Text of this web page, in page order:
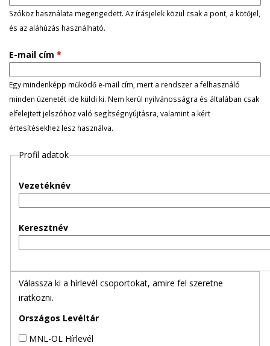
s
ő
d
l
e
g
e
Szóköz használata megengedett. Az írásjelek közül csak a pont, a kötőjel,
és az aláhúzás használható.
E-mail cím *
Egy mindenképp működő e-mail cím, mert a rendszer a felhasználó
minden üzenetét ide küldi ki. Nem kerül nyilvánosságra és általában csak
elfelejtett jelszóhoz való segítségnyújtásra, valamint a kért
értesítésekhez lesz használva.
Profil adatok
Vezetéknév
Keresztnév
Válassza ki a hírlevél csoportokat, amire fel szeretne
iratkozni.
Országos Levéltár
MNL-OL Hírlevél